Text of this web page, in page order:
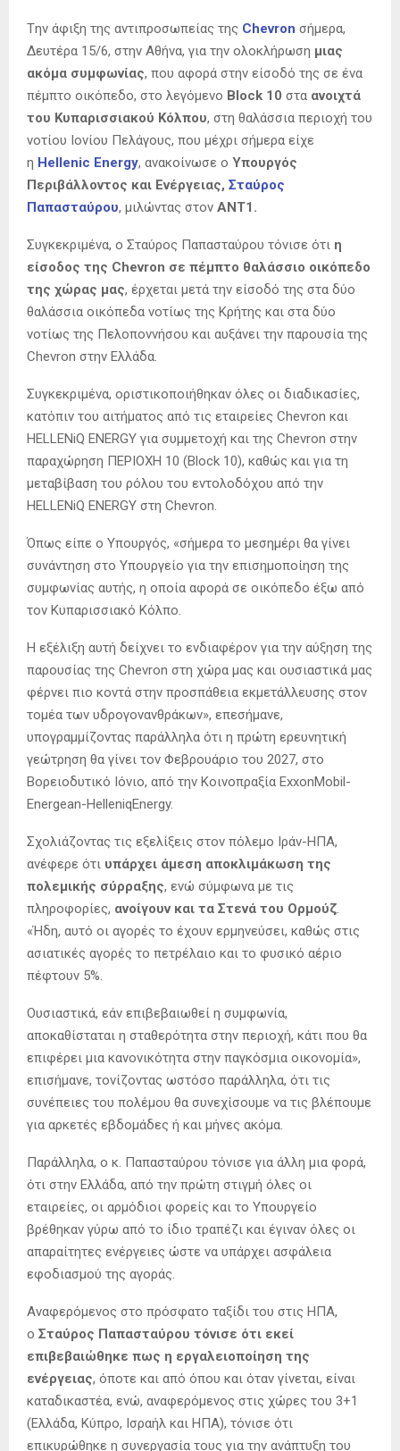
Tην άφιξη της αντιπροσωπείας της Chevron σήμερα,
Δευτέρα 15/6, στην Αθήνα, για την ολοκλήρωση μιας
ακόμα συμφωνίας, που αφορά στην είσοδό της σε ένα
πέμπτο οικόπεδο, στο λεγόμενο Block 10 στα ανοιχτά
του Κυπαρισσιακού Κόλπου, στη θαλάσσια περιοχή του
νοτίου Ιονίου Πελάγους, που μέχρι σήμερα είχε
η Hellenic Energy, ανακοίνωσε ο Υπουργός
Περιβάλλοντος και Ενέργειας, Σταύρος
Παπασταύρου, μιλώντας στον ΑΝΤ1.
Συγκεκριμένα, ο Σταύρος Παπασταύρου τόνισε ότι η
είσοδος της Chevron σε πέμπτο θαλάσσιο οικόπεδο
της χώρας μας, έρχεται μετά την είσοδό της στα δύο
θαλάσσια οικόπεδα νοτίως της Κρήτης και στα δύο
νοτίως της Πελοποννήσου και αυξάνει την παρουσία της
Chevron στην Ελλάδα.
Συγκεκριμένα, οριστικοποιήθηκαν όλες οι διαδικασίες,
κατόπιν του αιτήματος από τις εταιρείες Chevron και
HELLENiQ ENERGY για συμμετοχή και της Chevron στην
παραχώρηση ΠΕΡΙΟΧΗ 10 (Block 10), καθώς και για τη
μεταβίβαση του ρόλου του εντολοδόχου από την
HELLENiQ ENERGY στη Chevron.
Όπως είπε ο Υπουργός, «σήμερα το μεσημέρι θα γίνει
συνάντηση στο Υπουργείο για την επισημοποίηση της
συμφωνίας αυτής, η οποία αφορά σε οικόπεδο έξω από
τον Κυπαρισσιακό Κόλπο.
Η εξέλιξη αυτή δείχνει το ενδιαφέρον για την αύξηση της
παρουσίας της Chevron στη χώρα μας και ουσιαστικά μας
φέρνει πιο κοντά στην προσπάθεια εκμετάλλευσης στον
τομέα των υδρογονανθράκων», επεσήμανε,
υπογραμμίζοντας παράλληλα ότι η πρώτη ερευνητική
γεώτρηση θα γίνει τον Φεβρουάριο του 2027, στο
Βορειοδυτικό Ιόνιο, από την Κοινοπραξία ExxonMobil-
Energean-HelleniqEnergy.
Σχολιάζοντας τις εξελίξεις στον πόλεμο Ιράν-ΗΠΑ,
ανέφερε ότι υπάρχει άμεση αποκλιμάκωση της
πολεμικής σύρραξης, ενώ σύμφωνα με τις
πληροφορίες, ανοίγουν και τα Στενά του Ορμούζ
«Ήδη, αυτό οι αγορές το έχουν ερμηνεύσει, καθώς στις
ασιατικές αγορές το πετρέλαιο και το φυσικό αέριο
πέφτουν 5%.
Ουσιαστικά, εάν επιβεβαιωθεί η συμφωνία,
αποκαθίσταται η σταθερότητα στην περιοχή, κάτι που θα
επιφέρει μια κανονικότητα στην παγκόσμια οικονομία»,
επισήμανε, τονίζοντας ωστόσο παράλληλα, ότι τις
συνέπειες του πολέμου θα συνεχίσουμε να τις βλέπουμε
για αρκετές εβδομάδες ή και μήνες ακόμα.
Παράλληλα, ο κ. Παπασταύρου τόνισε για άλλη μια φορά,
ότι στην Ελλάδα, από την πρώτη στιγμή όλες οι
εταιρείες, οι αρμόδιοι φορείς και το Υπουργείο
βρέθηκαν γύρω από το ίδιο τραπέζι και έγιναν όλες οι
απαραίτητες ενέργειες ώστε να υπάρχει ασφάλεια
εφοδιασμού της αγοράς.
Αναφερόμενος στο πρόσφατο ταξίδι του στις ΗΠΑ,
ο Σταύρος Παπασταύρου τόνισε ότι εκεί
επιβεβαιώθηκε πως η εργαλειοποίηση της
ενέργειας, όποτε και από όπου και όταν γίνεται, είναι
καταδικαστέα, ενώ, αναφερόμενος στις χώρες του 3+1
(Ελλάδα, Κύπρο, Ισραήλ και ΗΠΑ), τόνισε ότι
επικυρώθηκε η συνεργασία τους για την ανάπτυξη του